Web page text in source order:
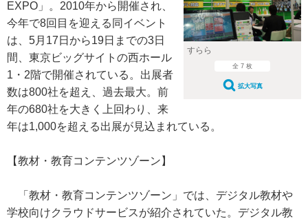
すらら
全 7 枚
拡大写真
EXPO」。2010年から開催され、
今年で8回目を迎える同イベント
は、5月17日から19日までの3日
間、東京ビッグサイトの西ホール
1・2階で開催されている。出展者
数は800社を超え、過去最大。前
年の680社を大きく上回わり、来
年は1,000を超える出展が見込まれている。
【教材・教育コンテンツゾーン】
「教材・教育コンテンツゾーン」では、デジタル教材や
学校向けクラウドサービスが紹介されていた。デジタル教